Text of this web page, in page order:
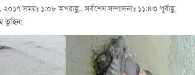
২০১৭ সময়ঃ ১:০৮ অপরাহ্ণ.. সর্বশেষ সম্পাদনাঃ ১১:৪৩ পূর্বাহ্ণ
তুহিন: